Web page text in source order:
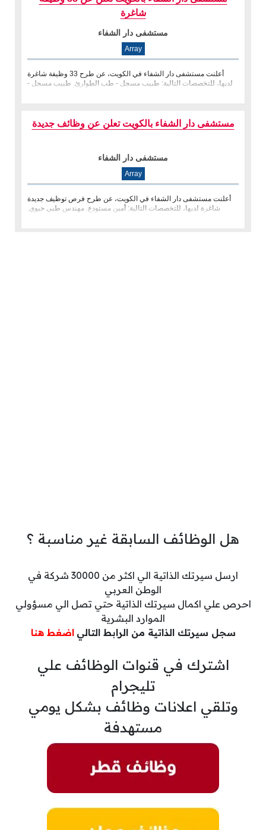
شاغرة
مستشفى دار الشفاء
Array
أعلنت مستشفى دار الشفاء في الكويت، عن طرح 33 وظيفة شاغرة
لديها، للتخصصات التالية: طبيب مسجل - طب الطوارئ. طبيب مسجل -
مستشفى دار الشفاء بالكويت تعلن عن وظائف جديدة
مستشفى دار الشفاء
Array
أعلنت مستشفى دار الشفاء في الكويت، عن طرح فرص توظيف جديدة
شاغرة لديها، للتخصصات التالية: أمين مستودع. مهندس طبي حيوي.
هل الوظائف السابقة غير مناسبة ؟
ارسل سيرتك الذاتية الي اكثر من 30000 شركة في
الوطن العربي
احرص علي اكمال سيرتك الذاتية حتي تصل الي مسؤولي
الموارد البشرية
سجل سيرتك الذاتية من الرابط التالي اضغط هنا
اشترك في قنوات الوظائف علي
تليجرام
وتلقي اعلانات وظائف بشكل يومي
مستهدفة